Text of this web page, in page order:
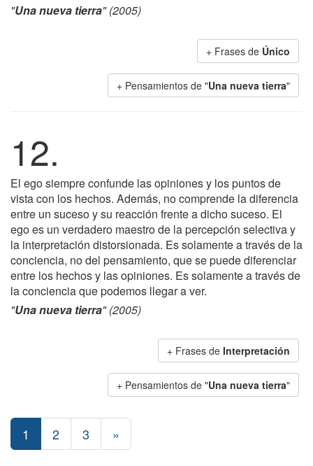
"Una nueva tierra" (2005)
+ Frases de Único
+ Pensamientos de "Una nueva tierra"
12.
El ego siempre confunde las opiniones y los puntos de
vista con los hechos. Además, no comprende la diferencia
entre un suceso y su reacción frente a dicho suceso. El
ego es un verdadero maestro de la percepción selectiva y
la interpretación distorsionada. Es solamente a través de la
conciencia, no del pensamiento, que se puede diferenciar
entre los hechos y las opiniones. Es solamente a través de
la conciencia que podemos llegar a ver.
"Una nueva tierra" (2005)
+ Frases de Interpretación
+ Pensamientos de "Una nueva tierra"
1 2 3 »